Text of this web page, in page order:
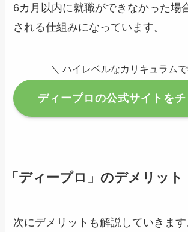
6カ月以内に就職ができなかった場
される仕組みになっています。
＼ ハイレベルなカリキュラム
ディープロの公式サイトをチ
「ディープロ」のデメリット
次にデメリットも解説していきます